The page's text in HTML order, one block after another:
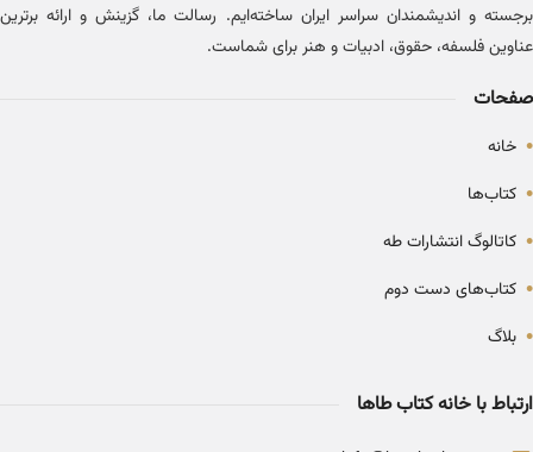
برجسته و اندیشمندان سراسر ایران ساخته‌ایم. رسالت ما، گزینش و ارائه برترین
عناوین فلسفه، حقوق، ادبیات و هنر برای شماست.
صفحات
• خانه
• کتاب‌ها
• کاتالوگ انتشارات طه
• کتاب‌های دست دوم
• بلاگ
ارتباط با خانه کتاب طاها